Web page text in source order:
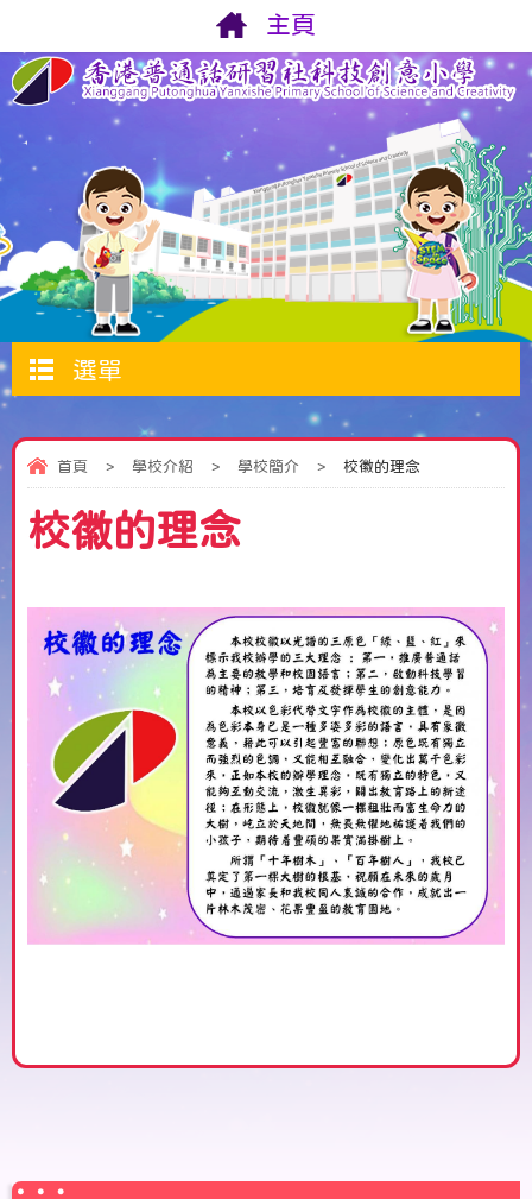
主頁
選單
首頁 > 學校介紹 > 學校簡介 > 校徽的理念
校徽的理念